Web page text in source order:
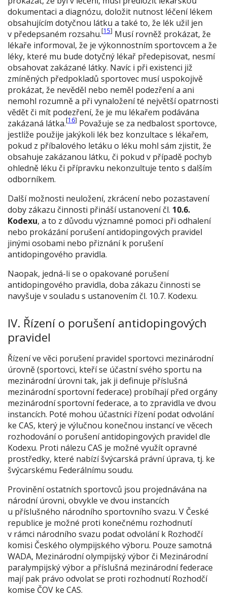
dokumentaci a diagnózu, doložit nutnost léčení lékem
obsahujícím dotyčnou látku a také to, že lék užil jen
v předepsaném rozsahu.[15] Musí rovněž prokázat, že
lékaře informoval, že je výkonnostním sportovcem a že
léky, které mu bude dotyčný lékař předepisovat, nesmí
obsahovat zakázané látky. Navíc i při existenci již
zmíněných předpokladů sportovec musí uspokojivě
prokázat, že nevěděl nebo neměl podezření a ani
nemohl rozumně a při vynaložení té největší opatrnosti
vědět či mít podezření, že je mu lékařem podávána
zakázaná látka.[16] Považuje se za nedbalost sportovce,
jestliže použije jakýkoli lék bez konzultace s lékařem,
pokud z příbalového letáku o léku mohl sám zjistit, že
obsahuje zakázanou látku, či pokud v případě pochyb
ohledně léku či přípravku nekonzultuje tento s dalším
odborníkem.
Další možnosti neuložení, zkrácení nebo pozastavení
doby zákazu činnosti přináší ustanovení čl. 10.6.
Kodexu, a to z důvodu významné pomoci při odhalení
nebo prokázání porušení antidopingových pravidel
jinými osobami nebo přiznání k porušení
antidopingového pravidla.
Naopak, jedná-li se o opakované porušení
antidopingového pravidla, doba zákazu činnosti se
navyšuje v souladu s ustanovením čl. 10.7. Kodexu.
IV. Řízení o porušení antidopingových
pravidel
Řízení ve věci porušení pravidel sportovci mezinárodní
úrovně (sportovci, kteří se účastní svého sportu na
mezinárodní úrovni tak, jak ji definuje příslušná
mezinárodní sportovní federace) probíhají před orgány
mezinárodní sportovní federace, a to zpravidla ve dvou
instancích. Poté mohou účastníci řízení podat odvolání
ke CAS, který je výlučnou konečnou instancí ve věcech
rozhodování o porušení antidopingových pravidel dle
Kodexu. Proti nálezu CAS je možné využít opravné
prostředky, které nabízí švýcarská právní úprava, tj. ke
švýcarskému Federálnímu soudu.
Provinění ostatních sportovců jsou projednávána na
národní úrovni, obvykle ve dvou instancích
u příslušného národního sportovního svazu. V České
republice je možné proti konečnému rozhodnutí
v rámci národního svazu podat odvolání k Rozhodčí
komisi Českého olympijského výboru. Pouze samotná
WADA, Mezinárodní olympijský výbor či Mezinárodní
paralympijský výbor a příslušná mezinárodní federace
mají pak právo odvolat se proti rozhodnutí Rozhodčí
komise ČOV ke CAS.